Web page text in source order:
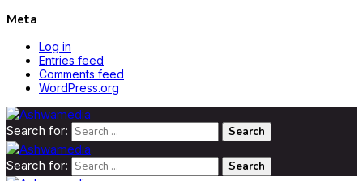
Meta
Log in
Entries feed
Comments feed
WordPress.org
Search for:
Search for: